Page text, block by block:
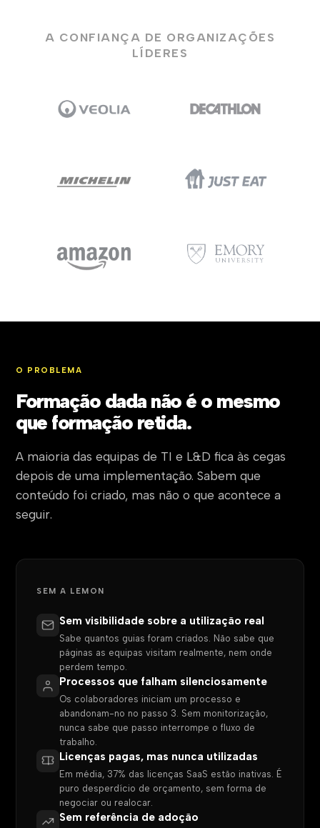
A CONFIANÇA DE ORGANIZAÇÕES
LÍDERES
O PROBLEMA
Formação dada não é o mesmo
que formação retida.
A maioria das equipas de TI e L&D fica às cegas
depois de uma implementação. Sabem que
conteúdo foi criado, mas não o que acontece a
seguir.
SEM A LEMON
Sem visibilidade sobre a utilização real
Sabe quantos guias foram criados. Não sabe que
páginas as equipas visitam realmente, nem onde
perdem tempo.
Processos que falham silenciosamente
Os colaboradores iniciam um processo e
abandonam-no no passo 3. Sem monitorização,
nunca sabe que passo interrompe o fluxo de
trabalho.
Licenças pagas, mas nunca utilizadas
Em média, 37% das licenças SaaS estão inativas. É
puro desperdício de orçamento, sem forma de
negociar ou realocar.
Sem referência de adoção